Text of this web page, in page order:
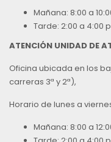
Mañana: 8:00 a
Tarde: 2:00 a 4:00
ATENCIÓN UNIDAD DE
Oficina ubicada en los
carreras 3ª y 2ª),
Horario de lunes a
Mañana: 8:00 a